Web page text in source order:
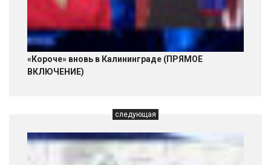
«Короче» вновь в Калининграде (ПРЯМОЕ
ВКЛЮЧЕНИЕ)
следующая